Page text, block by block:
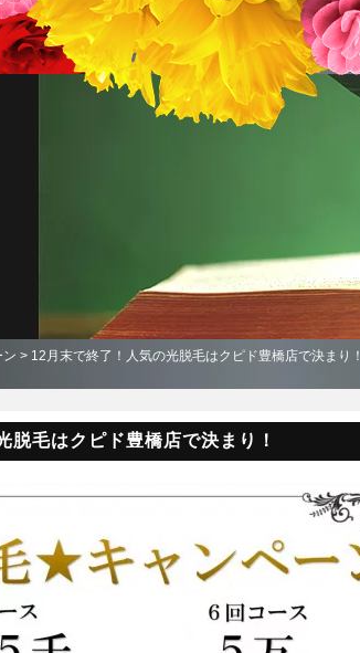
ン > 12月末で終了！人気の光脱毛はクピド豊橋店で決まり！
脱毛はクピド豊橋店で決まり！